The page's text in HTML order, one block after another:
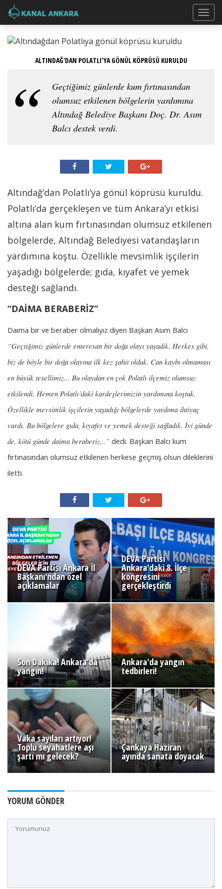
ALTINDAĞ'DAN POLATLI'YA GÖNÜL KÖPRÜSÜ KURULDU
Geçtiğimiz günlerde kum fırtınasından
olumsuz etkilenen bölgelerin yardımına
Altındağ Belediye Başkanı Doç. Dr. Asım
Balcı destek verdi.
Altındağ’dan Polatlı’ya gönül köprüsü kuruldu.
Polatlı’da gerçekleşen ve tüm Ankara’yı etkisi
altına alan kum fırtınasından olumsuz etkilenen
bölgelerde, Altındağ Belediyesi vatandaşların
yardımına koştu. Özellikle mevsimlik işçilerin
yaşadığı bölgelerde; gıda, kıyafet ve yemek
desteği sağlandı.
“DAİMA BERABERİZ”
Daima bir ve beraber olmalıyız diyen Başkan Asım Balcı
“Geçtiğimiz günlerde enteresan bir doğa olayı yaşadık. Herkes gibi,
biz de böyle bir doğa olayına ilk kez şahit olduk. Can kaybı olmaması
en büyük tesellimiz... Bu olaydan en çok Polatlı ilçemiz olumsuz
etkilendi. Hemen Polatlı’daki kardeşlerimizin yardımına koştuk.
Özellikle mevsimlik işçilerin yaşadığı bölgelerde yardıma ihtiyaç
vardı. Bu bölgelere gıda, kıyafet ve yemek desteği sağladık. İyi günde
de, kötü günde daima beraberiz...” dedi. Başkan Balcı kum
fırtınasından olumsuz etkilenen herkese geçmiş olsun dileklerini
iletti.
DEVA Partisi Ankara İl
Başkanı'ndan özel
açıklamalar
DEVA Partisi
Ankara'daki 8. İlçe
kongresini
gerçekleştirdi
Son Dakika! Ankara'da
yangın!
Ankara'da yangın
tedbirleri!
Vaka sayıları artıyor!
Toplu seyahatlere aşı
şartı mı gelecek?
Çankaya Haziran
ayında sanata doyacak
YORUM GÖNDER